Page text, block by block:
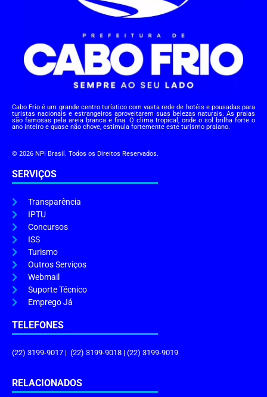
Cabo Frio é um grande centro turístico com vasta rede de hotéis e pousadas para
turistas nacionais e estrangeiros aproveitarem suas belezas naturais. As praias
são famosas pela areia branca e fina. O clima tropical, onde o sol brilha forte o
ano inteiro e quase não chove, estimula fortemente este turismo praiano.
© 2026 NPI Brasil. Todos os Direitos Reservados.
SERVIÇOS
Transparência
IPTU
Concursos
ISS
Turismo
Outros Serviços
Webmail
Suporte Técnico
Emprego Já
TELEFONES
(22) 3199-9017 | (22) 3199-9018 | (22) 3199-9019
RELACIONADOS